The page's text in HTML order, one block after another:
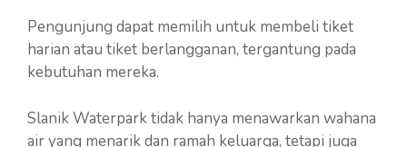
Pengunjung dapat memilih untuk membeli tiket
harian atau tiket berlangganan, tergantung pada
kebutuhan mereka.
Slanik Waterpark tidak hanya menawarkan wahana
air yang menarik dan ramah keluarga, tetapi juga